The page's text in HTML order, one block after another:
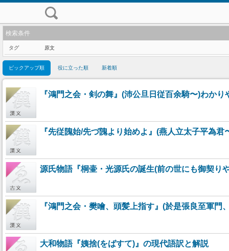
検索条件
タグ 原文
ピックアップ順 役に立った順 新着順
『鴻門之会・剣の舞』(沛公旦日従百余騎〜)わか
『先従隗始/先づ隗より始めよ』(燕人立太子平為
源氏物語『桐壷・光源氏の誕生(前の世にも御契り
『鴻門之会・樊噲、頭髪上指す』(於是張良至軍
大和物語『姨捨(をばすて)』の現代語訳と解説